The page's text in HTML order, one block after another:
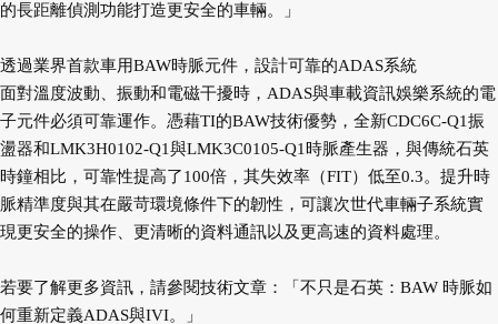
的長距離偵測功能打造更安全的車輛。」
透過業界首款車用BAW時脈元件，設計可靠的ADAS系統
面對溫度波動、振動和電磁干擾時，ADAS與車載資訊娛樂系統的電
子元件必須可靠運作。憑藉TI的BAW技術優勢，全新CDC6C-Q1振
盪器和LMK3H0102-Q1與LMK3C0105-Q1時脈產生器，與傳統石英
時鐘相比，可靠性提高了100倍，其失效率（FIT）低至0.3。提升時
脈精準度與其在嚴苛環境條件下的韌性，可讓次世代車輛子系統實
現更安全的操作、更清晰的資料通訊以及更高速的資料處理。
若要了解更多資訊，請參閱技術文章：「不只是石英：BAW 時脈如
何重新定義ADAS與IVI。」